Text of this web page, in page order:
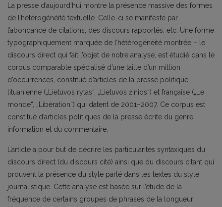
La presse d’aujourd’hui montre la présence massive des formes
de l’hétérogénéité textuelle. Celle-ci se manifeste par
l’abondance de citations, des discours rapportés, etc. Une forme
typographiquement marquée de l’hétérogénéité montrée – le
discours direct qui fait l’objet de notre analyse, est étudié dans le
corpus comparable spécialisé d’une taille d’un million
d’occurrences, constitué d’articles de la presse politique
lituanienne („Lietuvos rytas“, „Lietuvos žinios“) et française („Le
monde“, „Libération“) qui datent de 2001–2007. Ce corpus est
constitué d’articles politiques de la presse écrite du genre
information et du commentaire.
L’article a pour but de décrire les particularités syntaxiques du
discours direct (du discours cité) ainsi que du discours citant qui
prouvent la présence du style parlé dans les textes du style
journalistique. Cette analyse est basée sur l’étude de la
fréquence de certains groupes de phrases de la longueur